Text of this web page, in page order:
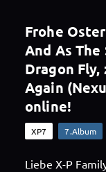
Frohe
And As
Dragon
Again
online!
XP7 7.Album
Liebe X-P